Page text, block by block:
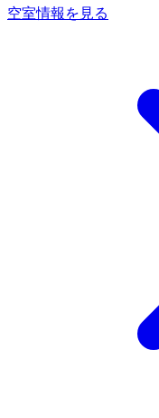
空室情報を見る